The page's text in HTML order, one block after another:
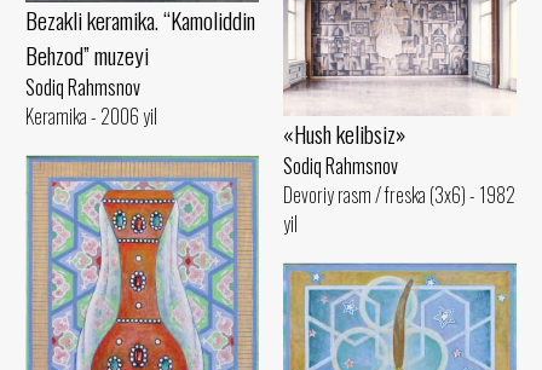
Bezakli keramika. “Kamoliddin
Behzod” muzeyi
Sodiq Rahmsnov
Keramika - 2006 yil
«Hush kelibsiz»
Sodiq Rahmsnov
Devoriy rasm / freska (3x6) - 1982
yil